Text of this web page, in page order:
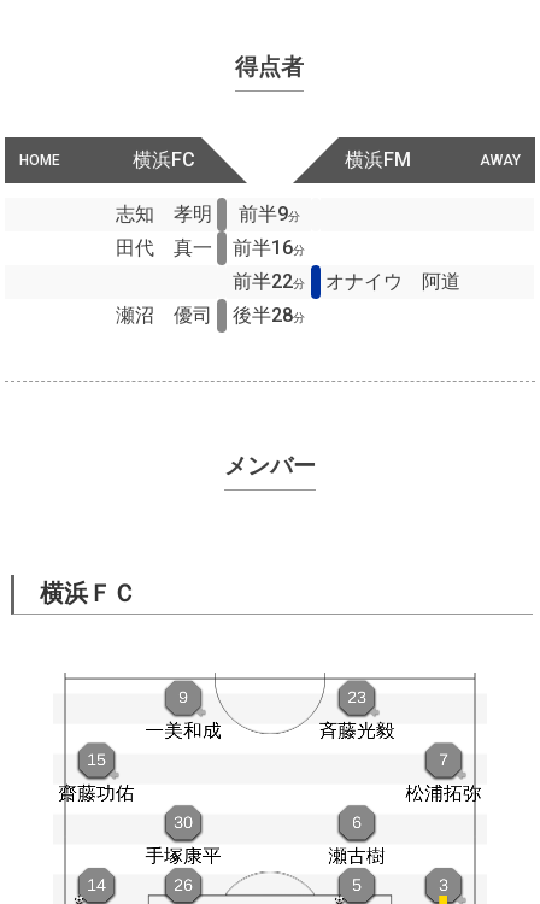
得点者
HOME 横浜FC AWAY
横浜FM
志知 孝明 前半9分
田代 真一 前半16分
前半22分
オナイウ 阿道
瀬沼 優司
後半28分
メンバー
横浜ＦＣ